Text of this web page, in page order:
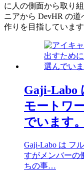
に人の側面から取り
ニアから DevHR の
作りを目指しています
Gaji-Labo
モートワ
でいます。
Gaji-Labo は フ
すがメンバーの
ちの事…